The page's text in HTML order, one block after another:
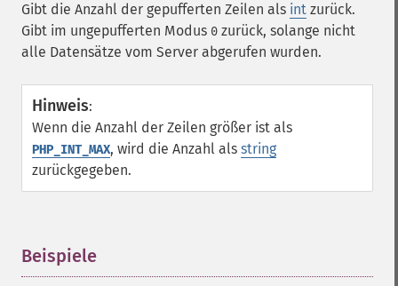
Gibt die Anzahl der gepufferten Zeilen als int zurück.
Gibt im ungepufferten Modus 0 zurück, solange nicht
alle Datensätze vom Server abgerufen wurden.
Hinweis:
Wenn die Anzahl der Zeilen größer ist als
PHP_INT_MAX, wird die Anzahl als string
zurückgegeben.
Beispiele